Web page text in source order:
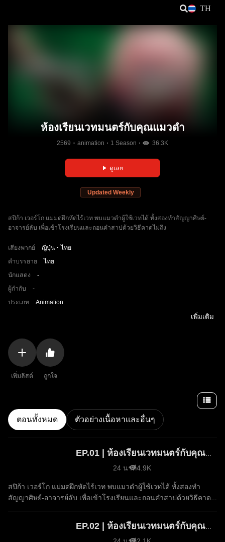
TH
ห้องเรียนเวทมนตร์กับคุณแมวดำ
Updated Weekly
2569 animation 1 Season 36.3K
ดูเลย
เพิ่มลิสต์ ถูกใจ
สปิก้า เวอร์โก แม่มดฝึกหัดไร้เวท พบแมวดำผู้ใช้เวทได้ ทั้งสองทำสัญญาศิษย์-
อาจารย์ลับ เพื่อเข้าโรงเรียนและถอนคำสาปด้วยวิธีคาดไม่ถึง
เสียงพากย์ ญี่ปุ่น
ไทย
คำบรรยาย
ไทย
นักแสดง
-
ผู้กำกับ
-
ประเภท
Animation
เพิ่มเติม
ตอนทั้งหมด ตัวอย่างเนื้อหาและอื่นๆ
24 นาที4.9K
สปิก้า เวอร์โก แม่มดฝึกหัดไร้เวท พบแมวดำผู้ใช้เวทได้ ทั้งสองทำ
สัญญาศิษย์-อาจารย์ลับ เพื่อเข้าโรงเรียนและถอนคำสาปด้วยวิธีคาด